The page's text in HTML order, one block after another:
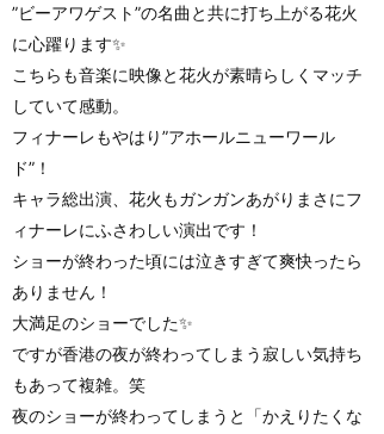
”ビーアワゲスト”の名曲と共に打ち上がる花火
に心躍ります✨
こちらも音楽に映像と花火が素晴らしくマッチ
していて感動。
フィナーレもやはり”アホールニューワール
ド”！
キャラ総出演、花火もガンガンあがりまさにフ
ィナーレにふさわしい演出です！
ショーが終わった頃には泣きすぎて爽快ったら
ありません！
大満足のショーでした✨
ですが香港の夜が終わってしまう寂しい気持ち
もあって複雑。笑
夜のショーが終わってしまうと「かえりたくな